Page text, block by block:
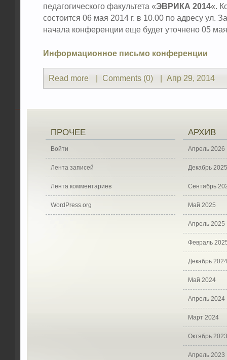
педагогического факультета «ЭВРИКА 2014«.
состоится 06 мая 2014 г. в 10.00 по адресу ул.
начала конференции еще будет уточнено 05
Информационное письмо конференции
Read more Comments (0) Апр 29, 2014
ПРОЧЕЕ
Войти
Лента записей
Лента комментариев
WordPress.org
АРХИВ
Апрель 2026
Декабрь 2025
Сентябрь
Май 2025
Апрель 2025
Февраль
Декабрь 2024
Май 2024
Апрель 2024
Март 2024
Октябрь 2023
Апрель 2023